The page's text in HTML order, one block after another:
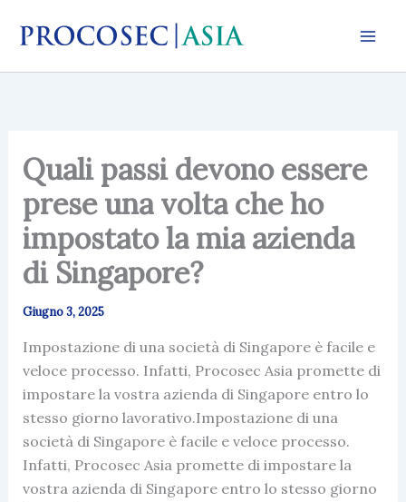
Quali passi devono essere
prese una volta che ho
impostato la mia azienda
di Singapore?
Giugno 3, 2025
Impostazione di una società di Singapore è facile e
veloce processo. Infatti, Procosec Asia promette di
impostare la vostra azienda di Singapore entro lo
stesso giorno lavorativo.Impostazione di una
società di Singapore è facile e veloce processo.
Infatti, Procosec Asia promette di impostare la
vostra azienda di Singapore entro lo stesso giorno